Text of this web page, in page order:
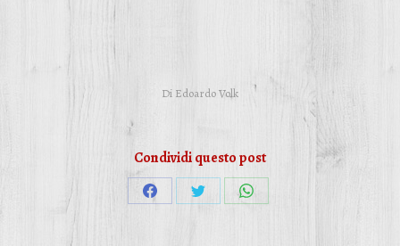
Di Edoardo Volk
Condividi questo post
CondividiCondividiCondividi